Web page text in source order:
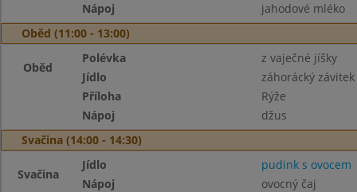
Nápoj
jahodové mléko
Oběd (11:00 - 13:00)
Oběd
Polévka
z vaječné jíšky
Jídlo
záhorácký závitek
Příloha
Rýže
Nápoj
džus
Svačina (14:00 - 14:30)
Svačina
Jídlo
pudink s ovocem
Nápoj
ovocný čaj